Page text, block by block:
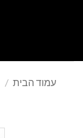
עמוד הבית /